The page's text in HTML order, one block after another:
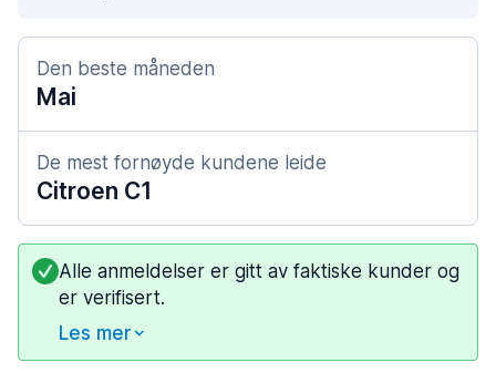
Den beste måneden
Mai
De mest fornøyde kundene leide
Citroen C1
Alle anmeldelser er gitt av faktiske kunder og
er verifisert.
Les mer